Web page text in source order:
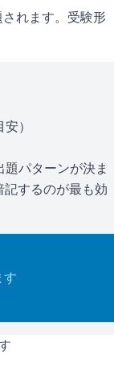
れます。 受験形
）
パターンが決ま
記するのが最も効
す